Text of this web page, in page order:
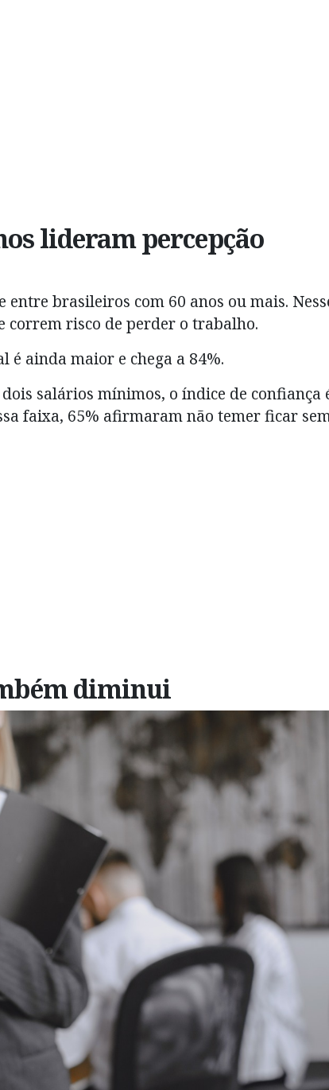
lideram percepção
brasileiros com 60 anos ou mais.
risco de perder o trabalho.
é ainda maior e chega a 84%.
salários mínimos, o índice de confiança
faixa, 65% afirmaram não temer ficar
diminui